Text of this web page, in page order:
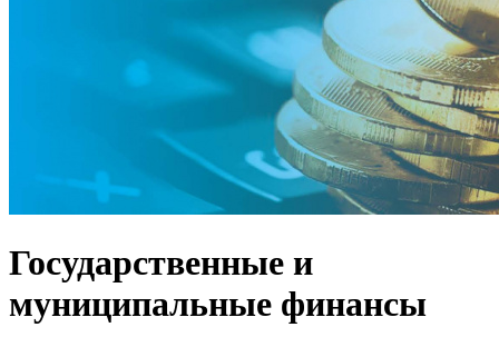
Государственные и
муниципальные финансы